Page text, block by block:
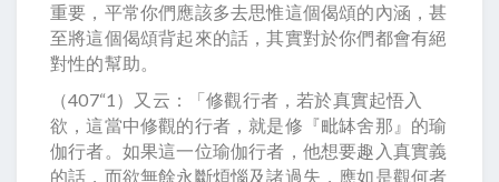
重要，平常你們應該多去思惟這個偈頌的內涵，甚
至將這個偈頌背起來的話，其實對於你們都會有絕
對性的幫助。
（407“1）又云：「修觀行者，若於真實起悟入
欲，這當中修觀的行者，就是修『毗缽舍那』的瑜
伽行者。如果這一位瑜伽行者，他想要趣入真實義
的話，而欲無餘永斷煩惱及諸過失，應如是觀何者